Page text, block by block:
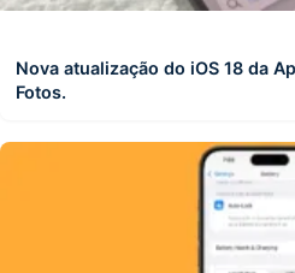
Nova atualização do iOS 18 da
Fotos.